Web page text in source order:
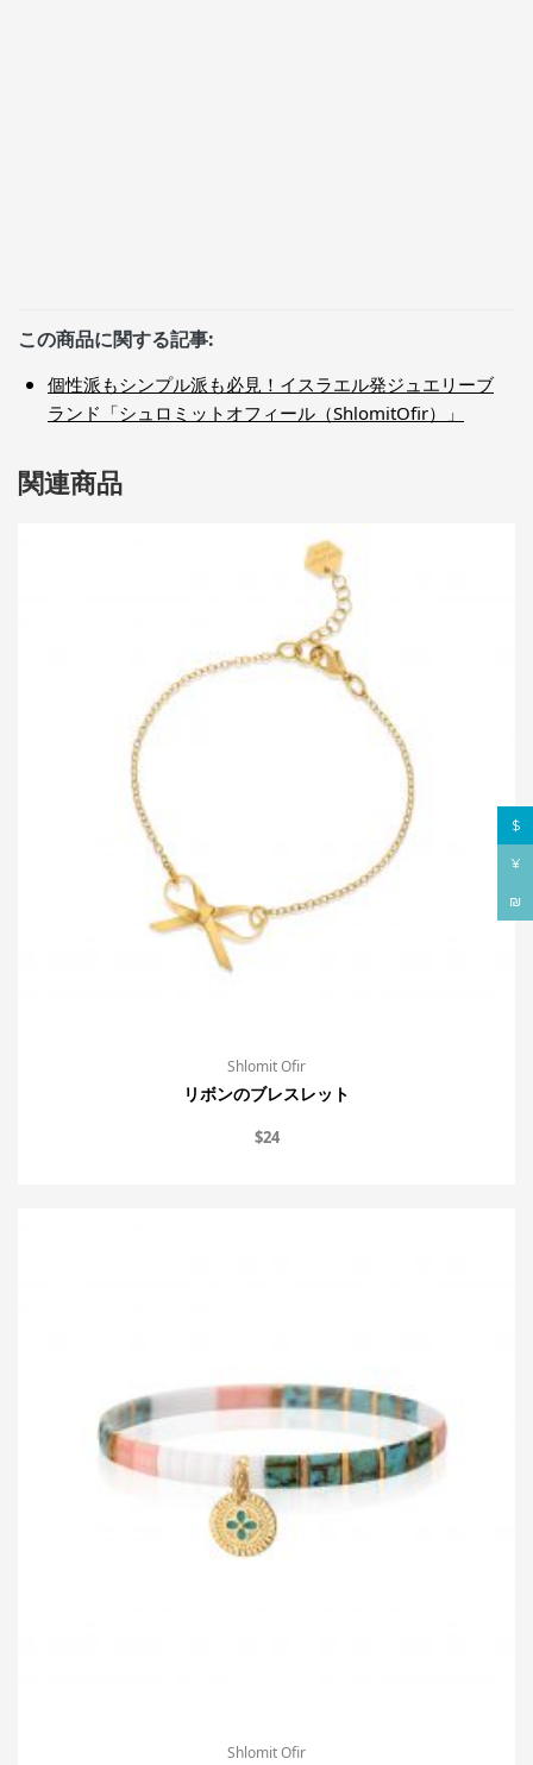
$
¥
₪
この商品に関する記事:
個性派もシンプル派も必見！イスラエル発ジュエリーブ
ランド「シュロミットオフィール（ShlomitOfir）」
関連商品
Shlomit Ofir
リボンのブレスレット
$24
Shlomit Ofir